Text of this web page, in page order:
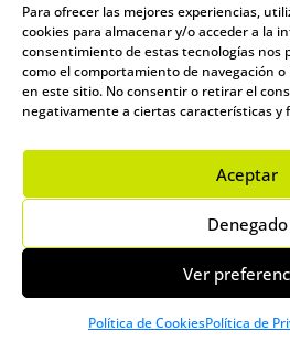
Para ofrecer las mejores experiencias,
cookies para almacenar y/o acceder a la
consentimiento de estas tecnologías nos
como el comportamiento de navegación
en este sitio. No consentir o retirar el
negativamente a ciertas características y
Aceptar
Denegado
Ver
Política de CookiesPolítica de
optimización del método
proporcionar un espacio
identificación y clasificación
este componente mejora la
accesibilidad y, en última
toma de apuntes puede
sustancial en el éxito
Margen horizontal
El margen horizontal inferior
clave en la estructura del
de manera efectiva para la
área, destinada al resumen y